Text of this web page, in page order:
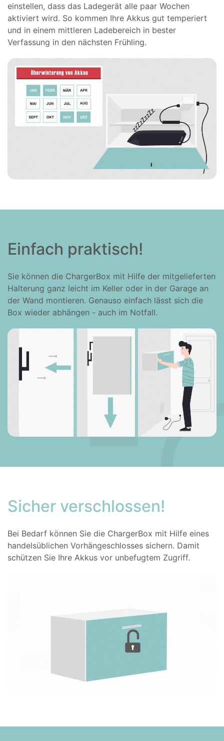
einstellen, dass das Ladegerät alle paar Wochen
aktiviert wird. So kommen Ihre Akkus gut temperiert
und in einem mittleren Ladebereich in bester
Verfassung in den nächsten Frühling.
Einfach praktisch!
Sie können die ChargerBox mit Hilfe der mitgelieferten
Halterung ganz leicht im Keller oder in der Garage an
der Wand montieren. Genauso einfach lässt sich die
Box wieder abhängen - auch im Notfall.
Sicher verschlossen!
Bei Bedarf können Sie die ChargerBox mit Hilfe eines
handelsüblichen Vorhängeschlosses sichern. Damit
schützen Sie Ihre Akkus vor unbefugtem Zugriff.